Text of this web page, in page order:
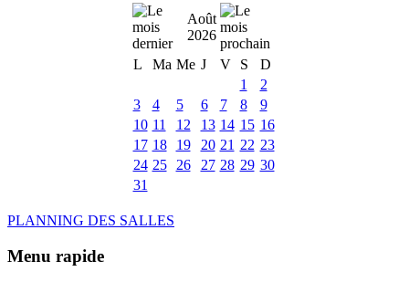
Août
2026
L
Ma Me J V S
D
1
2
3
4 5 6 7 8
9
10 11 12 13 14 15 16
17 18 19 20 21 22 23
24 25 26 27 28 29 30
31
PLANNING DES SALLES
Menu rapide